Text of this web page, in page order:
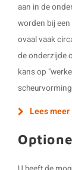
aan in de
worden bij
ovaal vaak
de onderzijde
kans op
Lees meer